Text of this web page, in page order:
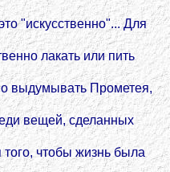
"искусственно"... Для
лакать или пить
выдумывать Прометея,
вещей, сделанных
чтобы жизнь была